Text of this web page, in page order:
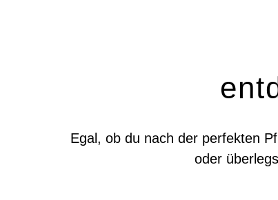
Egal, ob du nach der perfekten
oder